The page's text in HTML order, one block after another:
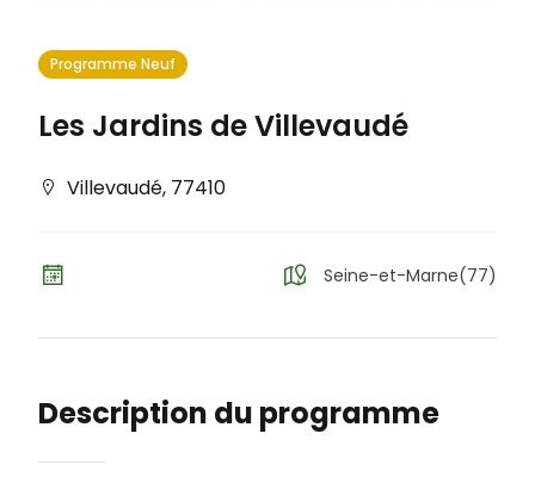
Programme Neuf
Les Jardins de Villevaudé
Villevaudé, 77410
Seine-et-Marne(77)
Description du programme